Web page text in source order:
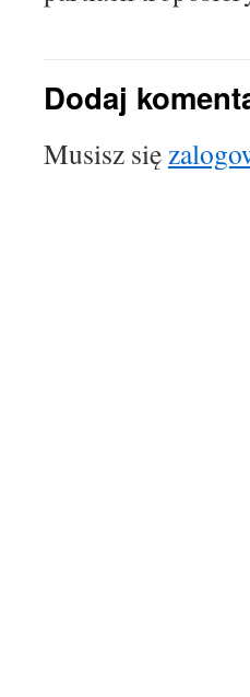
Dodaj
Musisz się